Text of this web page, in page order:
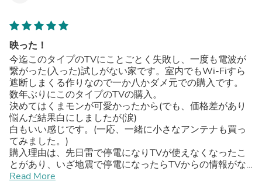
映った！
今迄このタイプのTVにことごとく失敗し、一度も電波が
繋がった(入った)試しがない家です。室内でもWi-Fiすら
遮断しまくる作りなので一か八かダメ元での購入です。
数年ぶりにこのタイプのTVの購入。
決めてはくまモンが可愛かったから(でも、価格差があり
悩んだ結果白にしましたが(涙)
白もいい感じです。(一応、一緒に小さなアンテナも買っ
てみました。)
購入理由は、先日雷で停電になりTVが使えなくなったこ
とがあり、いざ地震で停電になったらTVからの情報がな
くなるという事に改めて考えさせられたからで、単体で使
Read More